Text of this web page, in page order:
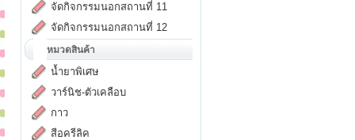
จัดกิจกรรมนอกสถานที่ 11
จัดกิจกรรมนอกสถานที่ 12
หมวดสินค้า
น้ำยาพิเศษ
วาร์นิช-ตัวเคลือบ
กาว
สีอครีลิค